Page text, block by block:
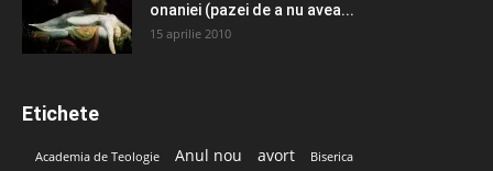
onaniei (pazei de a nu avea...
15 aprilie 2010
Etichete
Academia de Teologie Anul nou avort Biserica